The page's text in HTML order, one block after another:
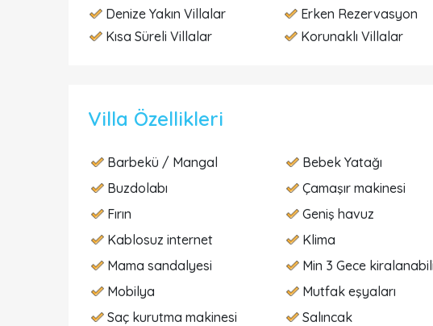
Denize Yakın Villalar
Erken Rezervasyon
Kısa Süreli Villalar
Korunaklı Villalar
Villa Özellikleri
Barbekü / Mangal Bebek Yatağı
Buzdolabı
Çamaşır makinesi
Fırın
Geniş havuz
Kablosuz internet
Klima
Mama sandalyesi
Min 3 Gece
Mobilya
Mutfak eşyaları
Saç kurutma makinesi
Salıncak